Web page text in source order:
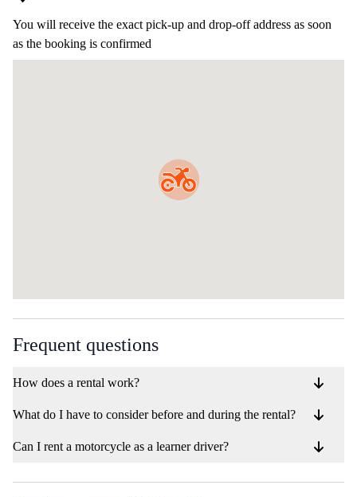
You will receive the exact pick-up and drop-off address as soon
as the booking is confirmed
Frequent questions
How does a rental work?
What do I have to consider before and during the rental?
Can I rent a motorcycle as a learner driver?